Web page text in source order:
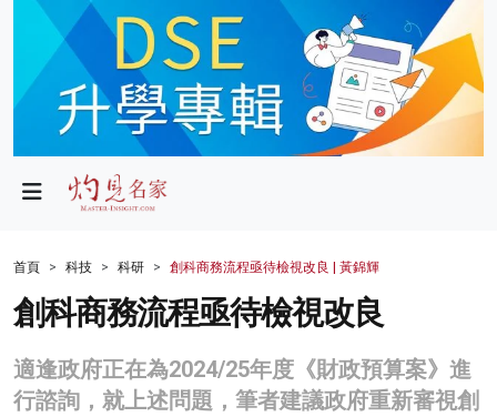
政局
財經
生活
商業
首頁 科技 科研 創科商務流程亟待檢視改良 | 黃錦輝
創科商務流程亟待檢視改良
適逢政府正在為2024/25年度《財政預算案》進
行諮詢，就上述問題，筆者建議政府重新審視創